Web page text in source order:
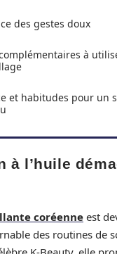
des gestes doux
à
et habitudes pour un
à l’huile
coréenneest
des routines de